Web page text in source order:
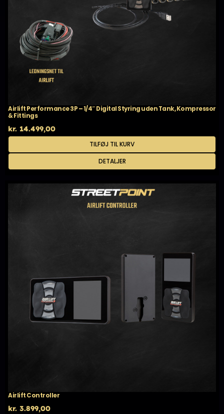
Airlift Performance 3P – 1/4″ Digital Styring uden Tank, Kompressor
& Fittings
kr. 14.499,00
TILFØJ TIL KURV
DETALJER
Airlift Controller
kr. 3.899,00